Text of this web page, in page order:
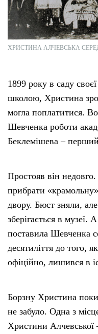
ХРИСТИНА АЛЧЕВСЬКА
1899 року в саду
школою, Христина
могла поплатитися.
Шевченка роботи
Беклемішева –
Простояв він
прибрати
двору. Бюст зняли,
зберігається в музеї.
поставила Шевченка
десятиліття до того,
офіційно, лишився в
Борзну Христина
не забуло. Одна з
Христини Алчевської